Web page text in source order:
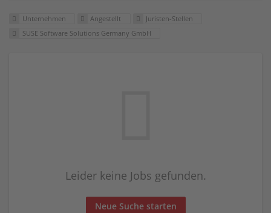
Unternehmen Angestellt
Juristen-Stellen
SUSE Software Solutions Germany GmbH
Leider keine Jobs gefunden.
Neue Suche starten